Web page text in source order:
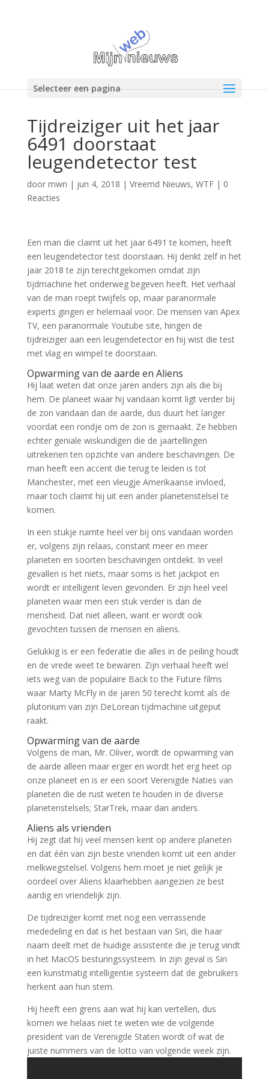
Selecteer een pagina
Tijdreiziger uit het jaar
6491 doorstaat
leugendetector test
door mwn | jun 4, 2018 | Vreemd Nieuws, WTF| 0
Reacties
Een man die claimt uit het jaar 6491 te komen, heeft
een leugendetector test doorstaan. Hij denkt zelf in het
jaar 2018 te zijn terechtgekomen omdat zijn
tijdmachine het onderweg begeven heeft. Het verhaal
van de man roept twijfels op, maar paranormale
experts gingen er helemaal voor. De mensen van Apex
TV, een paranormale Youtube site, hingen de
tijdreiziger aan een leugendetector en hij wist die test
met vlag en wimpel te doorstaan.
Opwarming van de aarde en Aliens
Hij laat weten dat onze jaren anders zijn als die bij
hem. De planeet waar hij vandaan komt ligt verder bij
de zon vandaan dan de aarde, dus duurt het langer
voordat een rondje om de zon is gemaakt. Ze hebben
echter geniale wiskundigen die de jaartellingen
uitrekenen ten opzichte van andere beschavingen. De
man heeft een accent die terug te leiden is tot
Manchester, met een vleugje Amerikaanse invloed,
maar toch claimt hij uit een ander planetenstelsel te
komen.
In een stukje ruimte heel ver bij ons vandaan worden
er, volgens zijn relaas, constant meer en meer
planeten en soorten beschavingen ontdekt. In veel
gevallen is het niets, maar soms is het jackpot en
wordt er intelligent leven gevonden. Er zijn heel veel
planeten waar men een stuk verder is dan de
mensheid. Dat niet alleen, want er wordt ook
gevochten tussen de mensen en aliens.
Gelukkig is er een federatie die alles in de peiling houdt
en de vrede weet te bewaren. Zijn verhaal heeft wel
iets weg van de populaire Back to the Future films
waar Marty McFly in de jaren 50 terecht komt als de
plutonium van zijn DeLorean tijdmachine uitgeput
raakt.
Opwarming van de aarde
Volgens de man, Mr. Oliver, wordt de opwarming van
de aarde alleen maar erger en wordt het erg heet op
onze planeet en is er een soort Verenigde Naties van
planeten die de rust weten te houden in de diverse
planetenstelsels; StarTrek, maar dan anders.
Aliens als vrienden
Hij zegt dat hij veel mensen kent op andere planeten
en dat één van zijn beste vrienden komt uit een ander
melkwegstelsel. Volgens hem moet je niet gelijk je
oordeel over Aliens klaarhebben aangezien ze best
aardig en vriendelijk zijn.
De tijdreiziger komt met nog een verrassende
mededeling en dat is het bestaan van Siri, die haar
naam deelt met de huidige assistente die je terug vindt
in het MacOS besturingssysteem. In zijn geval is Siri
een kunstmatig intelligentie systeem dat de gebruikers
herkent aan hun stem.
Hij heeft een grens aan wat hij kan vertellen, dus
komen we helaas niet te weten wie de volgende
president van de Verenigde Staten wordt of wat de
juiste nummers van de lotto van volgende week zijn.